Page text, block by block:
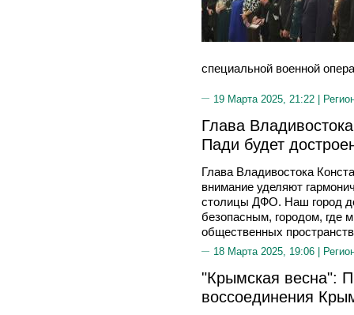
специальной военной
19 Марта 2025, 21:22 |
Глава
Пади будет
Глава Владивостока
внимание уделяют
столицы ДФО. Наш город
безопасным, городом, где
общественных
18 Марта 2025, 19:06 |
"Крымская весна":
воссоединения